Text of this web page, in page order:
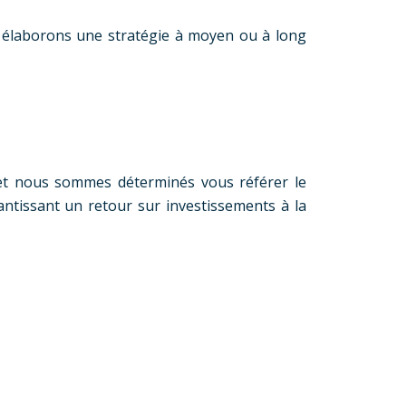
une stratégie à moyen ou à long
nous sommes déterminés vous référer le
un retour sur investissements à la